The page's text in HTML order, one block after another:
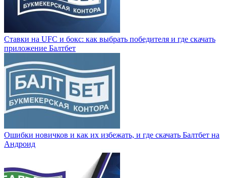
Ставки на UFC и бокс: как выбрать победителя и где скачать
приложение Балтбет
Ошибки новичков и как их избежать, и где скачать Балтбет на
Андроид